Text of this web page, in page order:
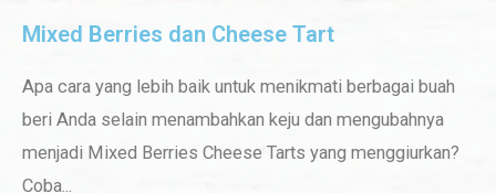
Mixed Berries dan Cheese Tart
Apa cara yang lebih baik untuk menikmati berbagai buah
beri Anda selain menambahkan keju dan mengubahnya
menjadi Mixed Berries Cheese Tarts yang menggiurkan?
Coba...